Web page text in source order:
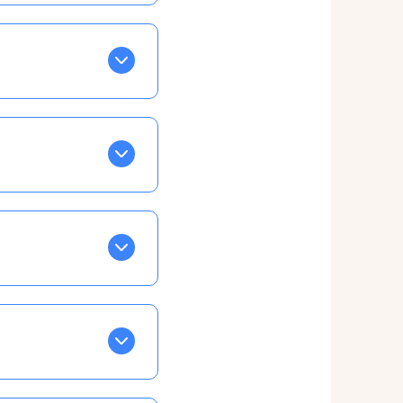
Tapez sur celle
EN VERT
la semaine, mais
ainsi vous
taux horaire
confirmations par
ce qui ne vous
à cet effet